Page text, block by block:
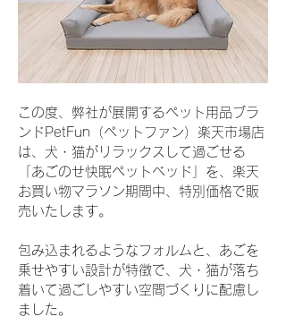
この度、弊社が展開するペット用品ブラ
ンドPetFun（ペットファン）楽天市場店
は、犬・猫がリラックスして過ごせる
「あごのせ快眠ペットベッド」を、楽天
お買い物マラソン期間中、特別価格で販
売いたします。
包み込まれるようなフォルムと、あごを
乗せやすい設計が特徴で、犬・猫が落ち
着いて過ごしやすい空間づくりに配慮し
ました。